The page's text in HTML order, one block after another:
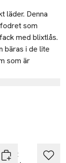
läder. Denna
som
med blixtlås.
bäras i de lite
som är
Adax